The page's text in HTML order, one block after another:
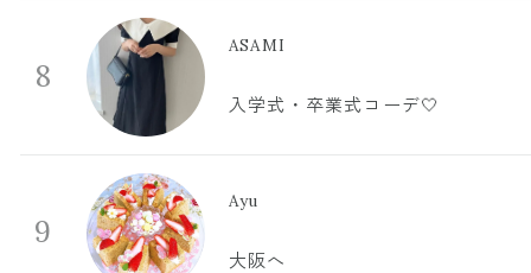
8
ASAMI
入学式・卒業式コーデ🤍
9
Ayu
大阪へ